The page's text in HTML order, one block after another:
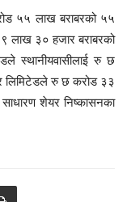
५५ लाख बराबरको ५५
लाख ३० हजार बराबरको
स्थानीयवासीलाई रु छ
लिमिटेडले रु छ करोड ३३
शेयर निष्कासनका